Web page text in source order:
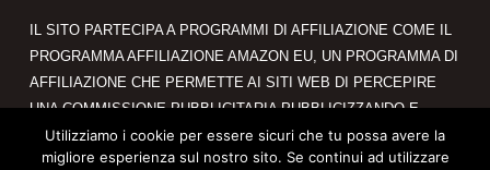
IL SITO PARTECIPA A PROGRAMMI DI AFFILIAZIONE COME IL
PROGRAMMA AFFILIAZIONE AMAZON EU, UN PROGRAMMA DI
AFFILIAZIONE CHE PERMETTE AI SITI WEB DI PERCEPIRE
UNA COMMISSIONE PUBBLICITARIA PUBBLICIZZANDO E
FORNENDO LINK AL SITO AMAZON.IT. IN QUALITÀ DI
AFFILIATO AMAZON, IL PRESENTE SITO RICEVE UN
Utilizziamo i cookie per essere sicuri che tu possa avere la
migliore esperienza sul nostro sito. Se continui ad utilizzare